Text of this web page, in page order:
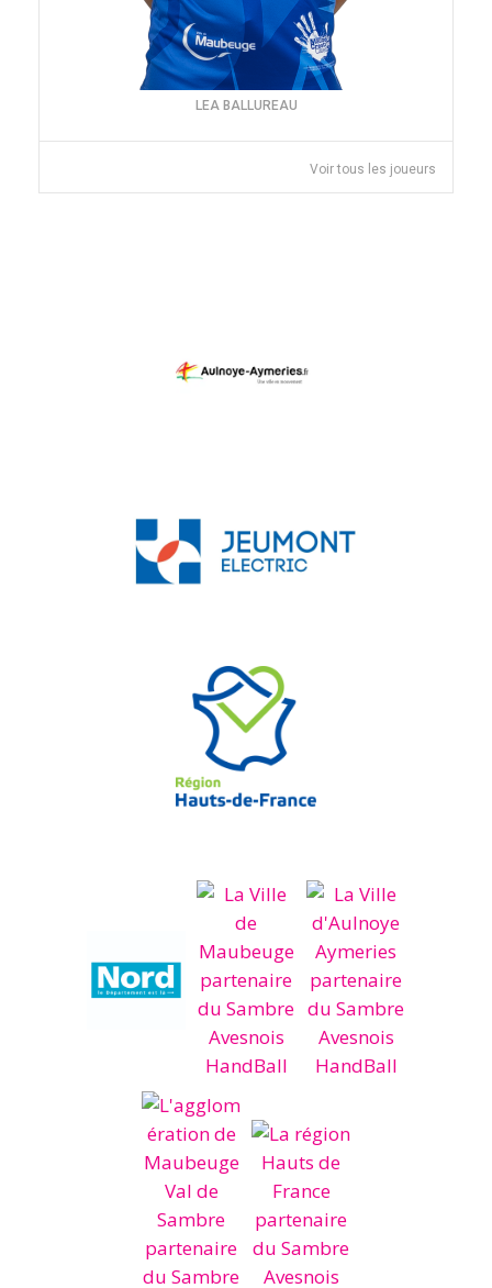
LEA BALLUREAU
Voir tous les joueurs